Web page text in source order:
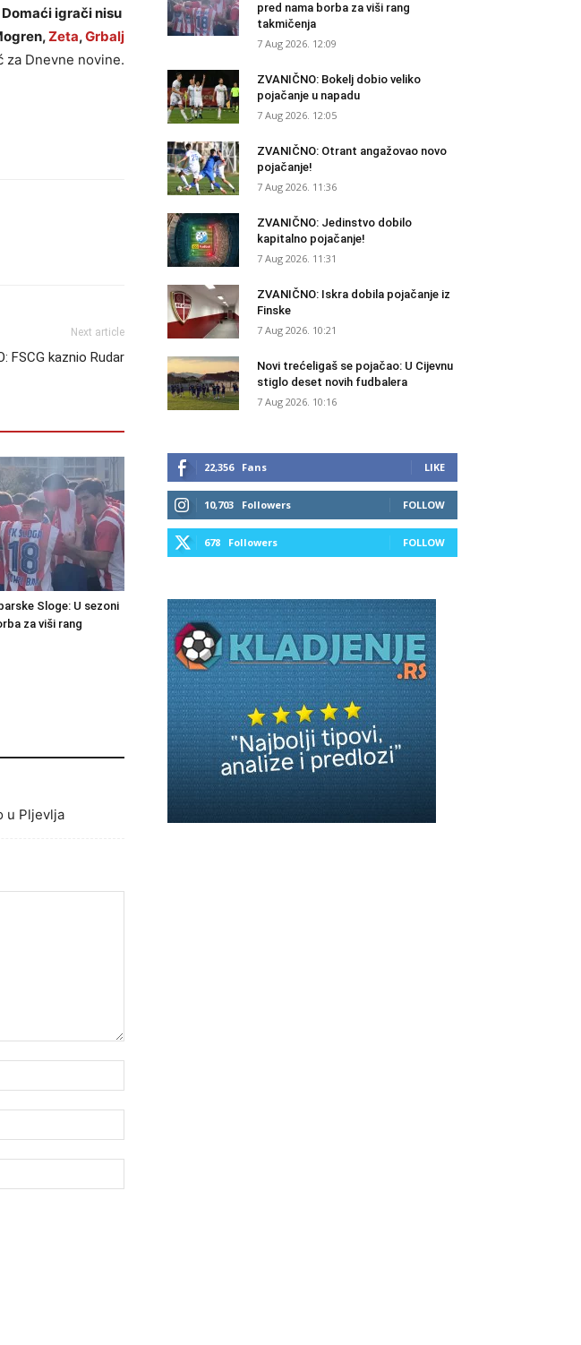
igrači nisu
Zeta,Grbalj
za Dnevne novine.
Next article
FSCG kaznio Rudar
Sloge: U sezoni
za viši rang
u Pljevlja
pred nama borba za viši rang
takmičenja
7 Aug 2026. 12:09
ZVANIČNO: Bokelj dobio veliko
pojačanje u napadu
7 Aug 2026. 12:05
ZVANIČNO: Otrant angažovao novo
pojačanje!
7 Aug 2026. 11:36
ZVANIČNO: Jedinstvo dobilo
kapitalno pojačanje!
7 Aug 2026. 11:31
ZVANIČNO: Iskra dobila pojačanje iz
Finske
7 Aug 2026. 10:21
Novi trećeligaš se pojačao: U Cijevnu
stiglo deset novih fudbalera
7 Aug 2026. 10:16
22,356 Fans LIKE
10,703 Followers FOLLOW
678 Followers FOLLOW